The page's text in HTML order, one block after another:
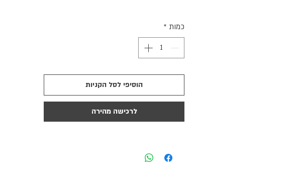
כמות *
הוסיפי לסל הקניות
לרכישה מהירה